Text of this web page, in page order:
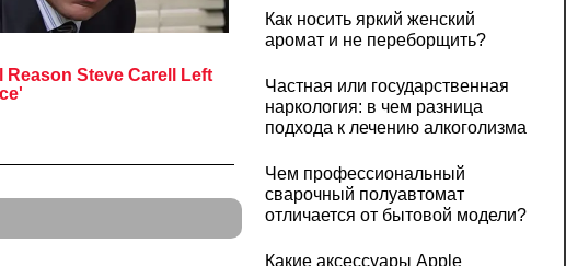
Как носить яркий женский
аромат и не переборщить?
Частная или государственная
наркология: в чем разница
подхода к лечению алкоголизма
Чем профессиональный
сварочный полуавтомат
отличается от бытовой модели?
Какие аксессуары Apple